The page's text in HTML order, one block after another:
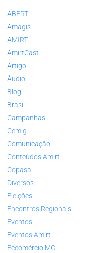
ABERT
Amagis
AMIRT
AmirtCast
Artigo
Áudio
Blog
Brasil
Campanhas
Cemig
Comunicação
Conteúdos Amirt
Copasa
Diversos
Eleições
Encontros Regionais
Eventos
Eventos Amirt
Fecomércio MG